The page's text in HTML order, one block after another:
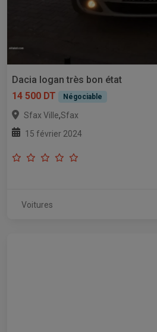
Dacia logan très bon état
14 500 DT
Négociable
Sfax Ville,Sfax
15 février 2024
Voitures